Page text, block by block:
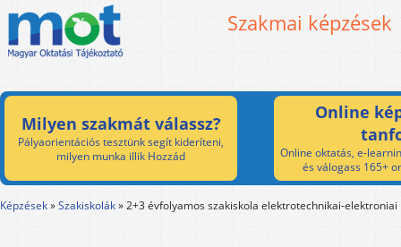
Szakmai képzések
Milyen szakmát válassz?
Pályaorientációs tesztünk segít kideríteni,
milyen munka illik Hozzád
Online
Online oktatás, e-
és válogass 165+
Képzések»Szakiskolák»2+3 évfolyamos szakiskola elektrotechnikai-elektroniai